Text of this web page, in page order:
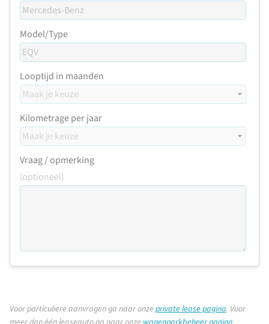
Model/Type
Looptijd in maanden
Kilometrage per jaar
Vraag / opmerking
(optioneel)
Voor particuliere aanvragen ga naar onzeprivate lease pagina. Voor